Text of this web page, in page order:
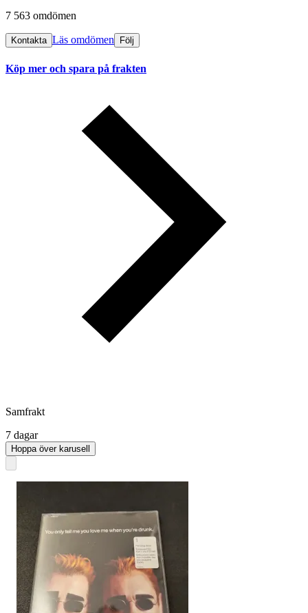
7 563 omdömen
Kontakta Läs omdömen Följ
Köp mer och spara på frakten
Samfrakt
7 dagar
Hoppa över karusell